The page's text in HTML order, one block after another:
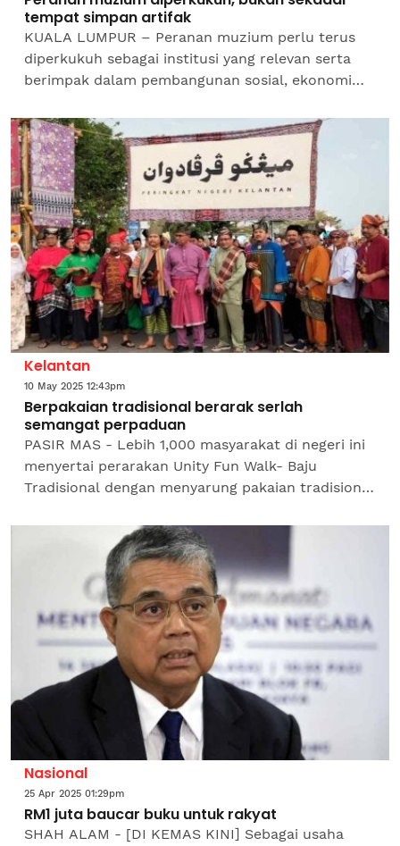
tempat simpan artifak
KUALA LUMPUR – Peranan muzium perlu terus
diperkukuh sebagai institusi yang relevan serta
berimpak dalam pembangunan sosial, ekonomi
antarabangsa. Menteri...
Kelantan
10 May 2025 12:43pm
Berpakaian tradisional berarak serlah
semangat perpaduan
PASIR MAS - Lebih 1,000 masyarakat di negeri ini
menyertai perarakan Unity Fun Walk- Baju
Tradisional dengan menyarung pakaian tradisional
Perpaduan Peringkat...
Nasional
25 Apr 2025 01:29pm
RM1 juta baucar buku untuk rakyat
SHAH ALAM - [DI KEMAS KINI] Sebagai usaha